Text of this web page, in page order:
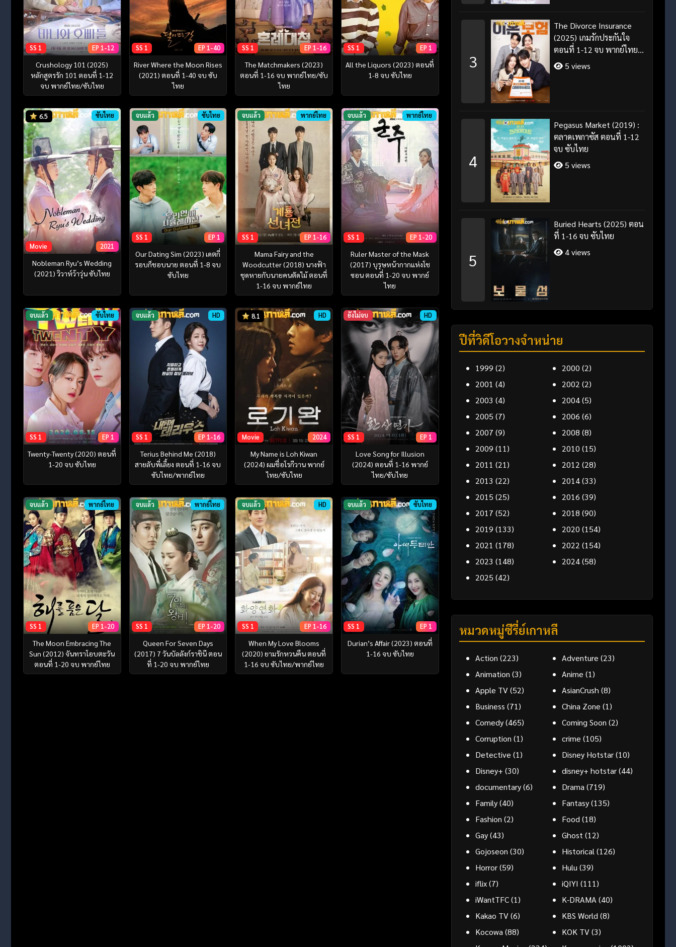
SS 1 EP 1-12
Crushology 101 (2025)
หลักสูตรรัก 101 ตอนที่ 1-12
จบ พากย์ไทย/ซับไทย
SS 1 EP 1-40
River Where the Moon Rises
(2021) ตอนที่ 1-40 จบ ซับ
ไทย
SS 1 EP 1-16
The Matchmakers (2023)
ตอนที่ 1-16 จบ พากย์ไทย/ซับ
ไทย
SS 1 EP 1
All the Liquors (2023) ตอนที่
1-8 จบ ซับไทย
6.5 ซับไทย
Movie 2021
Nobleman Ryu’s Wedding
(2021) วิวาห์ว้าวุ่น ซับไทย
จบแล้ว ซับไทย
SS 1 EP 1
Our Dating Sim (2023) เดตกี่
รอบก็ชอบนาย ตอนที่ 1-8 จบ
ซับไทย
จบแล้ว พากย์ไทย
SS 1 EP 1-16
Mama Fairy and the
Woodcutter (2018) นางฟ้า
ชุดหายกับนายคนตัดไม้ ตอนที่
1-16 จบ พากย์ไทย
จบแล้ว พากย์ไทย
SS 1 EP 1-20
Ruler Master of the Mask
(2017) บุรุษหน้ากากแห่งโช
ซอน ตอนที่ 1-20 จบ พากย์
ไทย
จบแล้ว ซับไทย
SS 1 EP 1
Twenty-Twenty (2020) ตอนที่
1-20 จบ ซับไทย
จบแล้ว HD
SS 1 EP 1-16
Terius Behind Me (2018)
สายลับพี่เลี้ยง ตอนที่ 1-16 จบ
ซับไทย/พากย์ไทย
8.1 HD
Movie 2024
My Name is Loh Kiwan
(2024) ผมชื่อโรกีวาน พากย์
ไทย/ซับไทย
ยังไม่จบ HD
SS 1 EP 1
Love Song for Illusion
(2024) ตอนที่ 1-16 พากย์
ไทย/ซับไทย
จบแล้ว พากย์ไทย
SS 1 EP 1-20
The Moon Embracing The
Sun (2012) จันทราโอบตะวัน
ตอนที่ 1-20 จบ พากย์ไทย
จบแล้ว พากย์ไทย
SS 1 EP 1-20
Queen For Seven Days
(2017) 7 วันบัลลังก์ราชินี ตอน
ที่ 1-20 จบ พากย์ไทย
จบแล้ว HD
SS 1 EP 1-16
When My Love Blooms
(2020) ยามรักหวนคืน ตอนที่
1-16 จบ ซับไทย/พากย์ไทย
จบแล้ว ซับไทย
SS 1 EP 1
Durian’s Affair (2023) ตอนที่
1-16 จบ ซับไทย
3
The Divorce Insurance
(2025) เกมรักประกันใจ
ตอนที่ 1-12 จบ พากย์ไทย
ซับไทย5 views
4
Pegasus Market (2019) :
ตลาดเพกาซัส ตอนที่ 1-12
จบ ซับไทย
5 views
5
Buried Hearts (2025) ตอน
ที่ 1-16 จบ ซับไทย
4 views
ปีที่วิดีโอวางจำหน่าย
1999 (2) 2000 (2)
2001 (4) 2002 (2)
2003 (4) 2004(5)
2005 (7) 2006 (6)
2007 (9) 2008 (8)
2009 (11) 2010 (15)
2011 (21) 2012 (28)
2013 (22) 2014(33)
2015 (25) 2016 (39)
2017 (52) 2018 (90)
2019 (133) 2020 (154)
2021 (178) 2022 (154)
2023 (148) 2024(58)
2025 (42)
หมวดหมู่ซีรี่ย์เกาหลี
Action (223) Adventure (23)
Animation (3) Anime (1)
Apple TV(52) AsianCrush (8)
Business (71) China Zone (1)
Comedy(465) Coming Soon (2)
Corruption (1) crime (105)
Detective (1) Disney Hotstar(10)
Disney+ (30) disney+ hotstar(44)
documentary(6) Drama (719)
Family(40) Fantasy(135)
Fashion (2) Food (18)
Gay(43) Ghost (12)
Gojoseon (30) Historical (126)
Horror(59) Hulu (39)
iflix(7) iQIYI (111)
iWantTFC(1) K-DRAMA (40)
Kakao TV(6) KBS World (8)
Kocowa (88) KOK TV(3)